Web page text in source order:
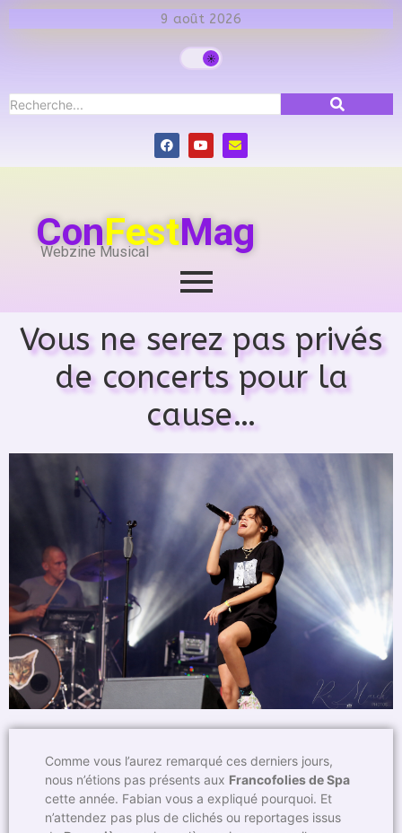
9 août 2026
ConFestMag
Webzine Musical
Vous ne serez pas privés
de concerts pour la
cause…
Comme vous l’aurez remarqué ces derniers jours,
nous n’étions pas présents aux Francofolies de Spa
cette année. Fabian vous a expliqué pourquoi. Et
n’attendez pas plus de clichés ou reportages issus